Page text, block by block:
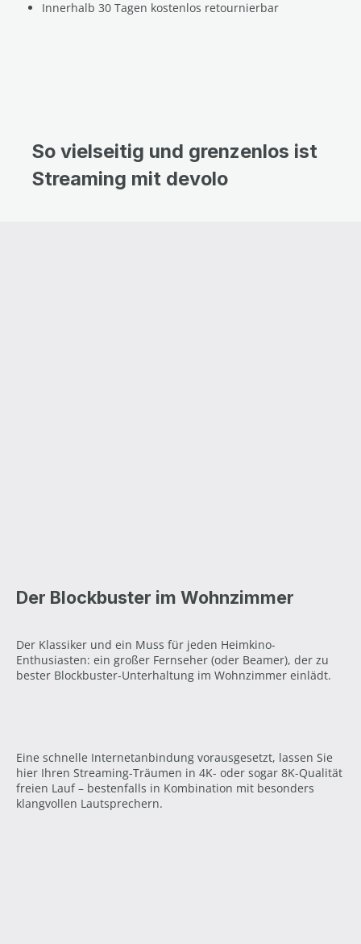
Innerhalb 30 Tagen kostenlos retournierbar
So vielseitig und grenzenlos ist
Streaming mit devolo
Der Blockbuster im Wohnzimmer
Der Klassiker und ein Muss für jeden Heimkino-
Enthusiasten: ein großer Fernseher (oder Beamer), der zu
bester Blockbuster-Unterhaltung im Wohnzimmer einlädt.
Eine schnelle Internetanbindung vorausgesetzt, lassen Sie
hier Ihren Streaming-Träumen in 4K- oder sogar 8K-Qualität
freien Lauf – bestenfalls in Kombination mit besonders
klangvollen Lautsprechern.